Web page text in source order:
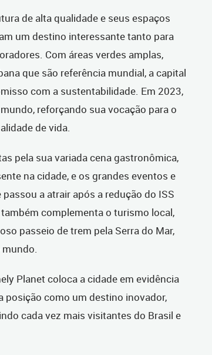
de alta qualidade e seus espaços
um destino interessante tanto para
Com áreas verdes amplas,
que são referência mundial, a capital
com a sustentabilidade. Em 2023,
reforçando sua vocação para o
de vida.
pela sua variada cena gastronômica,
na cidade, e os grandes eventos e
a atrair após a redução do ISS
complementa o turismo local,
passeio de trem pela Serra do Mar,
Planet coloca a cidade em evidência
posição como um destino inovador,
cada vez mais visitantes do Brasil e